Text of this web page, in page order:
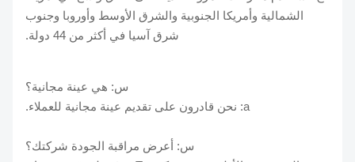
الشمالية وأمريكا الجنوبية والشرق الأوسط وأوروبا وجنوب
شرق آسيا في أكثر من 44 دولة.
س: هي عينة مجانية؟
س: أعرض مراقبة الجودة شركتك؟